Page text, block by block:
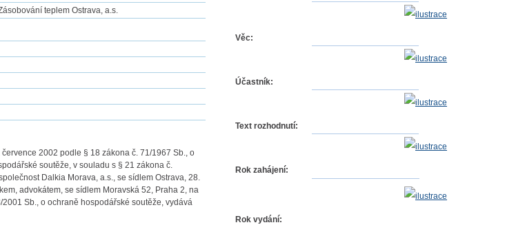
teplem Ostrava, a.s.
2002 podle § 18 zákona č. 71/1967 Sb., o
soutěže, v souladu s § 21 zákona č.
Dalkia Morava, a.s., se sídlem Ostrava, 28.
advokátem, se sídlem Moravská 52, Praha 2, na
Sb., o ochraně hospodářské soutěže, vydává
Věc:
Účastník:
Text rozhodnutí:
Rok zahájení:
Rok vydání: